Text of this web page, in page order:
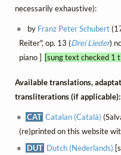
necessarily exhaustive):
by Franz Peter Schubert
Reiter", op. 13 (Drei Lieder)
piano ] [sung text checked 1
Available translations,
transliterations (if applicable):
CAT Catalan (Català)
(re)printed on this website
DUT Dutch (Nederlands)